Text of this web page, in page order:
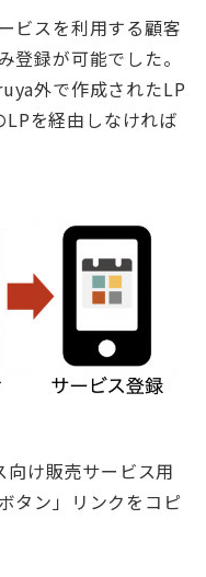
ビスを利用する顧客
録が可能でした。
外で作成されたLP
を経由しなければ
け販売サービス用
タン」リンクをコピ